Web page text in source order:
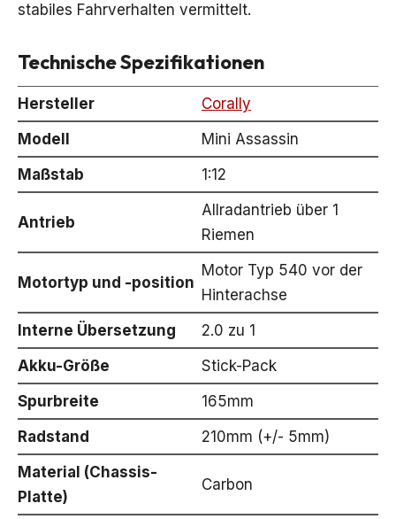
stabiles Fahrverhalten vermittelt.
Technische Spezifikationen
Hersteller
Corally
Modell
Mini Assassin
Maßstab
1:12
Antrieb
Allradantrieb über 1
Riemen
Motortyp und -position
Motor Typ 540 vor der
Hinterachse
Interne Übersetzung
2.0 zu 1
Akku-Größe
Stick-Pack
Spurbreite
165mm
Radstand
210mm (+/- 5mm)
Material (Chassis-
Platte)
Carbon